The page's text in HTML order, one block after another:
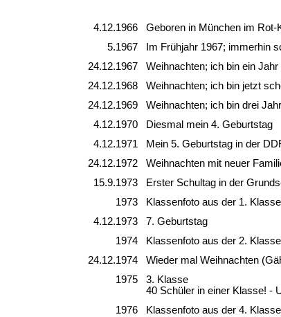
4.12.1966 Geboren in München im
5.1967
Im Frühjahr 1967; immerhin
24.12.1967
Weihnachten; ich bin ein Jahr
24.12.1968
Weihnachten; ich bin jetzt
24.12.1969
Weihnachten; ich bin drei
4.12.1970
Diesmal mein 4. Geburtstag
4.12.1971
Mein 5. Geburtstag in der
24.12.1972
Weihnachten mit neuer
15.9.1973
Erster Schultag in der
1973
Klassenfoto aus der 1. Klasse
4.12.1973
7. Geburtstag
1974
Klassenfoto aus der 2. Klasse
24.12.1974
Wieder mal Weihnachten
1975
3. Klasse
40 Schüler in einer Klasse! -
1976 Klassenfoto aus der 4.